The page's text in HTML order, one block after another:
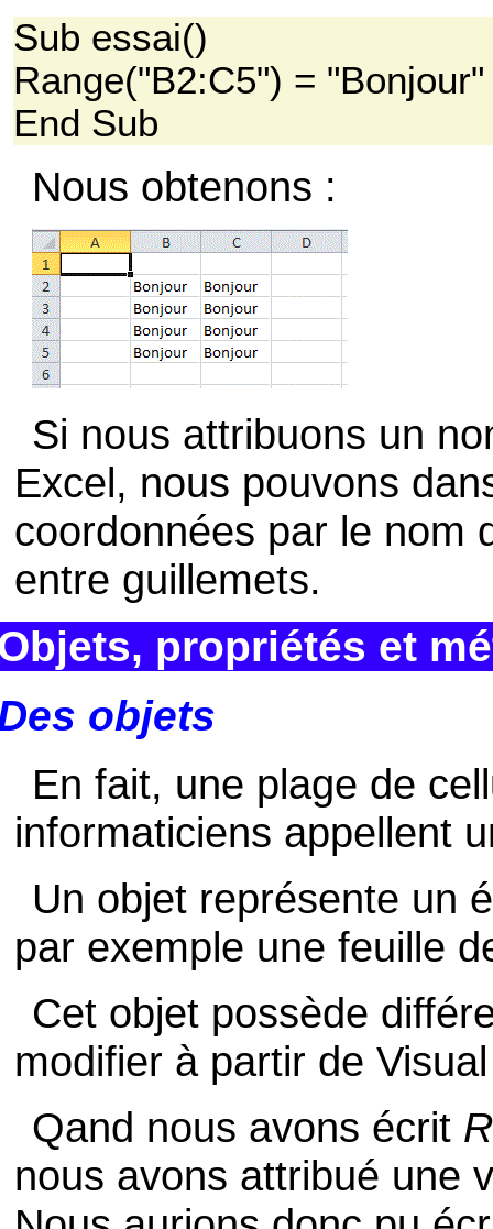
Sub essai()
Range("B2:C5") = "Bonjour"
End Sub
Nous obtenons :
Si nous attribuons un
Excel, nous pouvons
coordonnées par le nom
entre guillemets.
propriétés et
objets
En fait, une plage de
informaticiens appellent
Un objet représente un
par exemple une feuille
Cet objet possède
modifier à partir de
Qand nous avons écrit
nous avons attribué une